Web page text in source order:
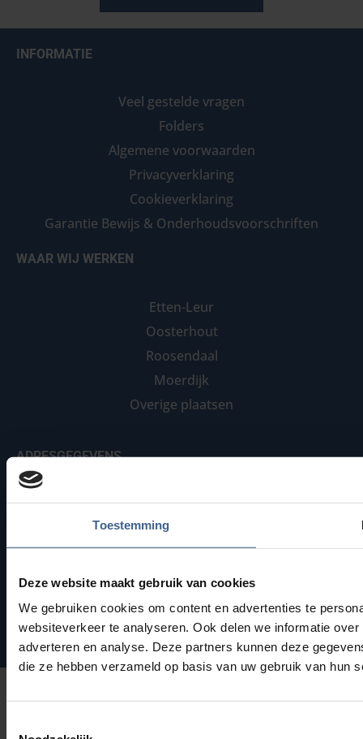
Toestemming
Deze website maakt gebruik van cookies
We gebruiken cookies om content en advertenties te
websiteverkeer te analyseren. Ook delen we informatie
adverteren en analyse. Deze partners kunnen deze
die ze hebben verzameld op basis van uw gebruik van hun
INFORMATIE
Veel gestelde vragen
Folders
Algemene voorwaarden
Privacyverklaring
Cookieverklaring
Garantie Bewijs & Onderhoudsvoorschriften
WAAR WIJ WERKEN
Etten-Leur
Oosterhout
Roosendaal
Moerdijk
Overige plaatsen
ADRESGEGEVENS
BaronieGlas B.V.
Charles Petitweg 18
info@baronieglas.nl